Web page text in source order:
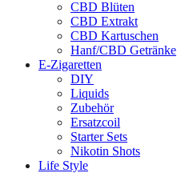
CBD Blüten
CBD Extrakt
CBD Kartuschen
Hanf/CBD Getränke
E-Zigaretten
DIY
Liquids
Zubehör
Ersatzcoil
Starter Sets
Nikotin Shots
Life Style